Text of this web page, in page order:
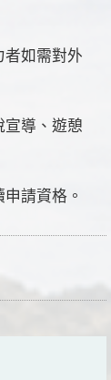
者如需對外
宣導、遊憩
請資格。